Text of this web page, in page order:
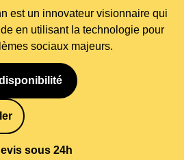
est un innovateur visionnaire qui
en utilisant la technologie pour
sociaux majeurs.
sous 24h